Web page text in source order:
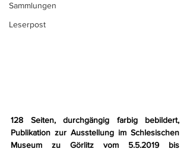
Sammlungen
Leserpost
128 Seiten, durchgängig farbig bebildert,
Publikation zur Ausstellung im Schlesischen
Museum zu Görlitz vom 5.5.2019 bis